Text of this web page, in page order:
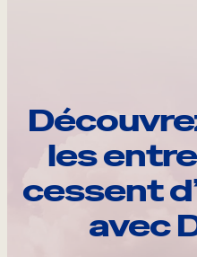
les
cessent
avec